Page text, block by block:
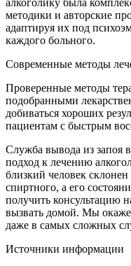
алкоголику была
методики и авторские
адаптируя их под
каждого больного.
Современные методы
Проверенные методы
подобранными
добиваться хороших
пациентам с быстрым
Служба вывода из запоя
подход к лечению
близкий человек
спиртного, а его
получить консультацию
вызвать домой. Мы
даже в самых сложных
Источники информации